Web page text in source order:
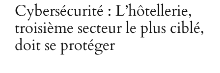
Cybersécurité : L’hôtellerie,
troisième secteur le plus ciblé,
doit se protéger